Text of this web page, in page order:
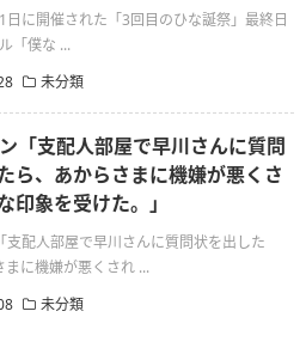
に開催された「3回目のひな誕祭」最終日
「僕な ...
未分類
「支配人部屋で早川さんに質問
ら、あからさまに機嫌が悪くさ
印象を受けた。」
支配人部屋で早川さんに質問状を出した
まに機嫌が悪くされ ...
未分類